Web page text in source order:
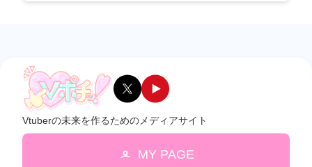
Vtuberの未来を作るためのメディアサイト
MY PAGE